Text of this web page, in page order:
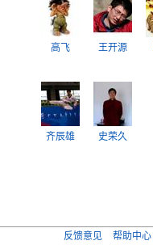
高飞 王开源
齐辰雄 史荣久
反馈意见 帮助中心